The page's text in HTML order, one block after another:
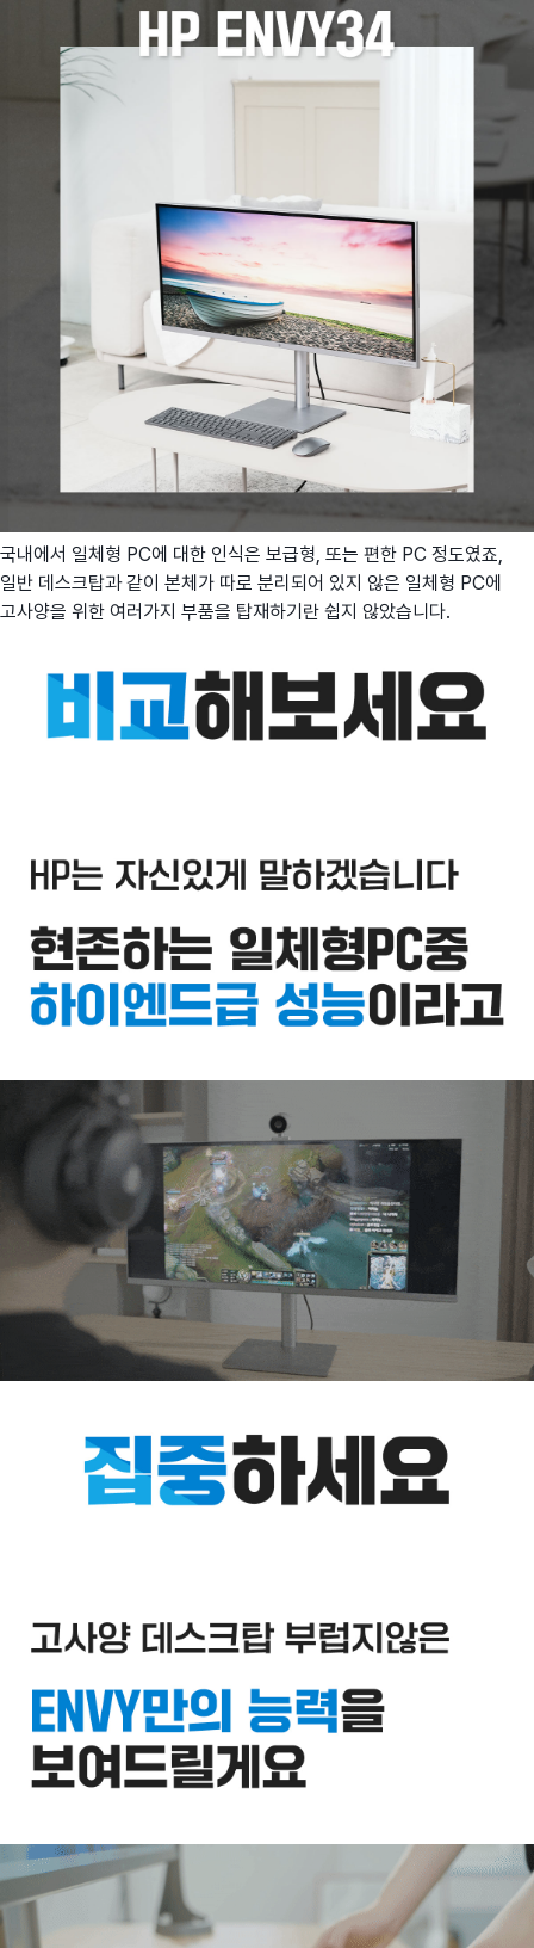
국내에서 일체형 PC에 대한 인식은 보급형, 또는 편한 PC 정도였죠,
일반 데스크탑과 같이 본체가 따로 분리되어 있지 않은 일체형 PC에
고사양을 위한 여러가지 부품을 탑재하기란 쉽지 않았습니다.